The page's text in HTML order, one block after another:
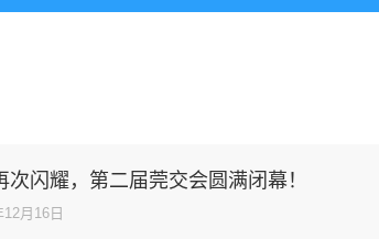
次闪耀，第二届莞交会圆满闭幕！
月16日